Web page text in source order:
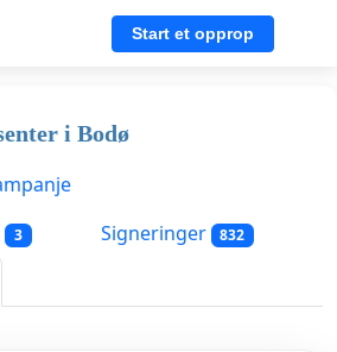
Start et opprop
i Bodø
3 Signeringer 832